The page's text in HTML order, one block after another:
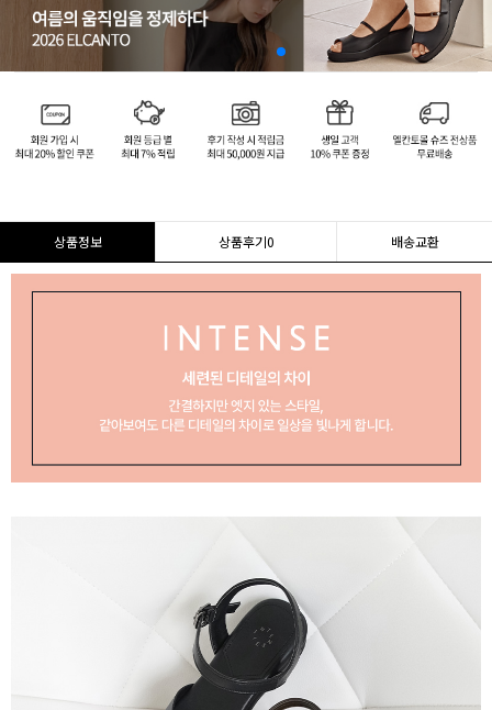
상품정보 상품후기0 배송교환